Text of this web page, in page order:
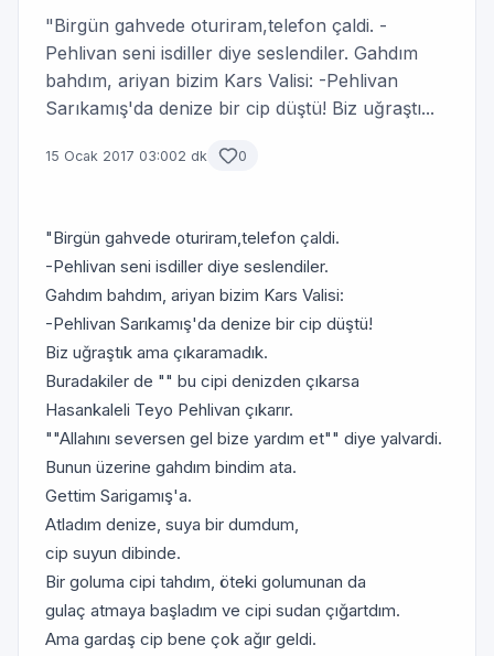
"Birgün gahvede oturiram,telefon çaldi. -
Pehlivan seni isdiller diye seslendiler. Gahdım
bahdım, ariyan bizim Kars Valisi: -Pehlivan
Sarıkamış'da denize bir cip düştü! Biz uğraştı...
15 Ocak 2017 03:002 dk 0
"Birgün gahvede oturiram,telefon çaldi.
-Pehlivan seni isdiller diye seslendiler.
Gahdım bahdım, ariyan bizim Kars Valisi:
-Pehlivan Sarıkamış'da denize bir cip düştü!
Biz uğraştık ama çıkaramadık.
Buradakiler de "" bu cipi denizden çıkarsa
Hasankaleli Teyo Pehlivan çıkarır.
""Allahını seversen gel bize yardım et"" diye yalvardi.
Bunun üzerine gahdım bindim ata.
Gettim Sarigamış'a.
Atladım denize, suya bir dumdum,
cip suyun dibinde.
Bir goluma cipi tahdım, öteki golumunan da
gulaç atmaya başladım ve cipi sudan çığartdım.
Ama gardaş cip bene çok ağır geldi.